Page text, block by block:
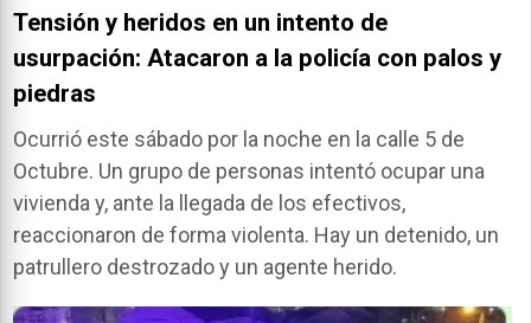
Tensión y heridos en un intento de
usurpación: Atacaron a la policía con palos y
piedras
Ocurrió este sábado por la noche en la calle 5 de
Octubre. Un grupo de personas intentó ocupar una
vivienda y, ante la llegada de los efectivos,
reaccionaron de forma violenta. Hay un detenido, un
patrullero destrozado y un agente herido.